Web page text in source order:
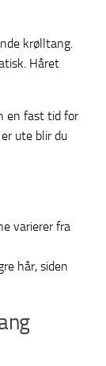
krølltang.
Håret
en fast tid for
ute blir du
varierer fra
hår, siden